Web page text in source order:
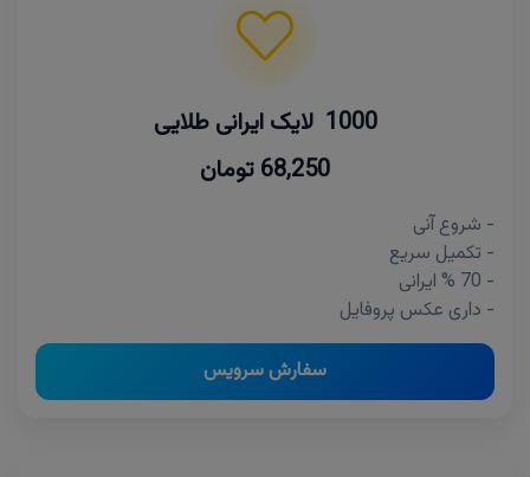
1000 لایک ایرانی طلایی
68,250 تومان
- شروع آنی
- تکمیل سریع
- 70 % ایرانی
- داری عکس پروفایل
سفارش سرویس